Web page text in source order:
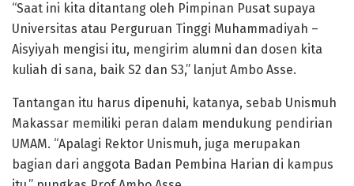
“Saat ini kita ditantang oleh Pimpinan Pusat supaya
Universitas atau Perguruan Tinggi Muhammadiyah –
Aisyiyah mengisi itu, mengirim alumni dan dosen kita
kuliah di sana, baik S2 dan S3,” lanjut Ambo Asse.
Tantangan itu harus dipenuhi, katanya, sebab Unismuh
Makassar memiliki peran dalam mendukung pendirian
UMAM. “Apalagi Rektor Unismuh, juga merupakan
bagian dari anggota Badan Pembina Harian di kampus